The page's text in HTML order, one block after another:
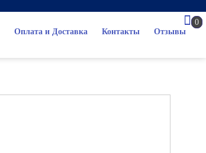
Оплата и Доставка Контакты Отзывы
0